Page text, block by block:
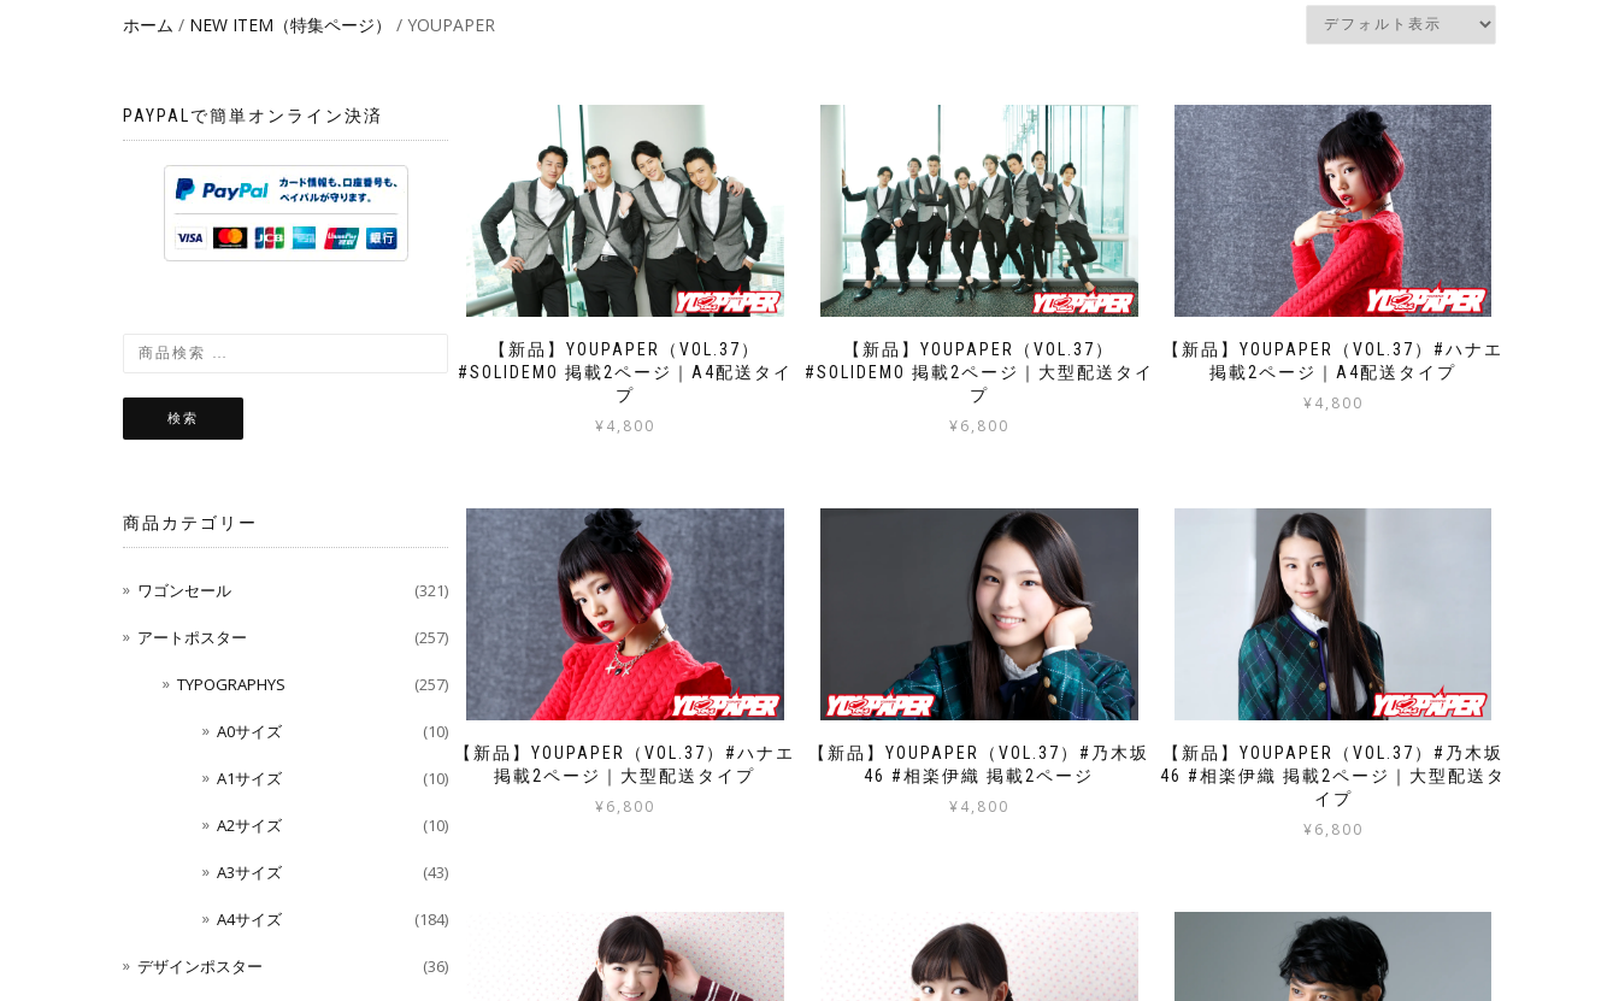
ホーム / NEW ITEM（特集ページ） / YOUPAPER
【新品】YOUPAPER（VOL.37）
#SOLIDEMO 掲載2ページ｜A4配送タイ
プ
¥4,800
【新品】YOUPAPER（VOL.37）
#SOLIDEMO 掲載2ページ｜大型配送タイ
プ
¥6,800
【新品】YOUPAPER（VOL.37）#ハナエ
掲載2ページ｜A4配送タイプ
¥4,800
【新品】YOUPAPER（VOL.37）#ハナエ
掲載2ページ｜大型配送タイプ
¥6,800
【新品】YOUPAPER（VOL.37）#乃木坂
46 #相楽伊織 掲載2ページ
¥4,800
【新品】YOUPAPER（VOL.37）#乃木坂
46 #相楽伊織 掲載2ページ｜大型配送タ
イプ
¥6,800
PAYPALで簡単オンライン決済
検索
商品カテゴリー
ワゴンセール (321)
アートポスター (257)
TYPOGRAPHYS (257)
A0サイズ (10)
A1サイズ (10)
A2サイズ (10)
A3サイズ (43)
A4サイズ (184)
デザインポスター (36)